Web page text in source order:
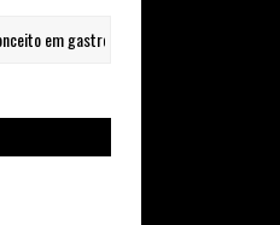
e entretenimento no Via Verde